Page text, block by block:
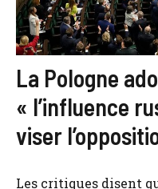
La Pologne
« l’influence
viser
Les critiques disent